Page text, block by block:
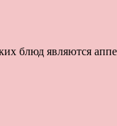
блюд являются